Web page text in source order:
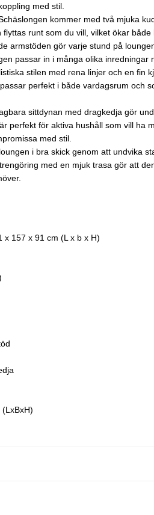
med stil.
kommer med två mjuka
runt som du vill, vilket ökar både
armstöden gör varje stund på
passar in i många olika inredningar
stilen med rena linjer och en fin
perfekt i både vardagsrum och
sittdynan med dragkedja gör
perfekt för aktiva hushåll som vill ha
med stil.
i bra skick genom att undvika
med en mjuk trasa gör att
x 157 x 91 cm (L x b x H)